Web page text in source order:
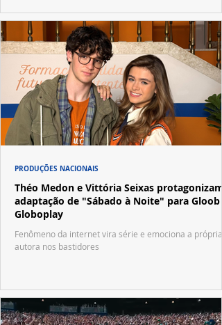
Théo Medon e Vittória Seixas protagonizam
adaptação de "Sábado à Noite" para Gloob e
Globoplay
Fenômeno da internet vira série e emociona a própria
autora nos bastidores
PRODUÇÕES NACIONAIS